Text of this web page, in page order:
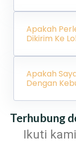
Apakah
Dikirim Ke
Apakah
Dengan
Terhubung
Ikuti